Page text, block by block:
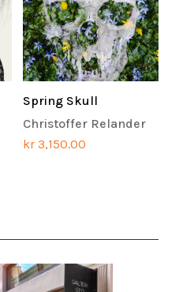
Spring Skull
Christoffer Relander
kr 3,150.00